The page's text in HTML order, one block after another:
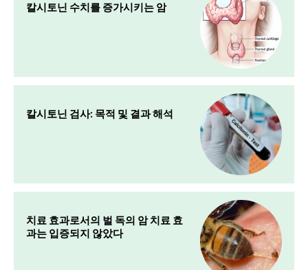
칼시토닌 수치를 증가시키는 암
칼시토닌 검사: 목적 및 결과 해석
치료 효과로서의 벌 독의 암 치료 효
과는 입증되지 않았다